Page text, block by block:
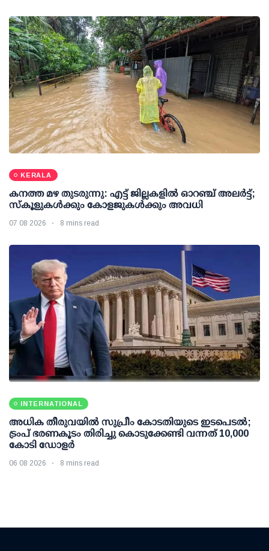
KERALA
കനത്ത മഴ തുടരുന്നു: എട്ട് ജില്ലകളില്‍ ഓറഞ്ച് അലര്‍ട്ട്;
സ്‌കൂളുകള്‍ക്കും കോളജുകള്‍ക്കും അവധി
07 08 2026 8 mins read
INTERNATIONAL
അധിക തീരുവയില്‍ സുപ്രീം കോടതിയുടെ ഇടപെടല്‍;
ട്രംപ് ഭരണകൂടം തിരിച്ചു കൊടുക്കേണ്ടി വന്നത് 10,000
കോടി ഡോളര്‍
06 08 2026 8 mins read